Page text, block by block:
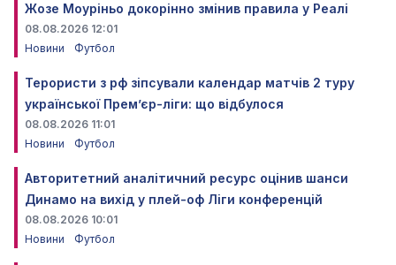
Жозе Моуріньо докорінно змінив правила у Реалі
08.08.2026 12:01
Новини
Футбол
Терористи з рф зіпсували календар матчів 2 туру
української Прем’єр-ліги: що відбулося
08.08.2026 11:01
Новини
Футбол
Авторитетний аналітичний ресурс оцінив шанси
Динамо на вихід у плей-оф Ліги конференцій
08.08.2026 10:01
Новини
Футбол